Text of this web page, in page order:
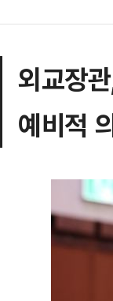
외교장
예비적